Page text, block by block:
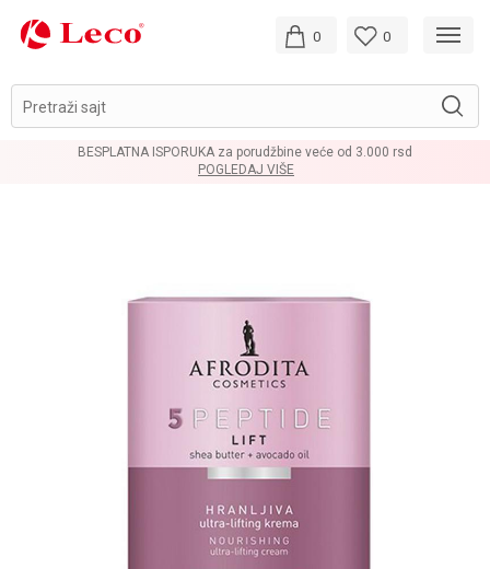
Pretraži sajt
0 0
BESPLATNA ISPORUKA za porudžbine veće od 3.000 rsd
POGLEDAJ VIŠE